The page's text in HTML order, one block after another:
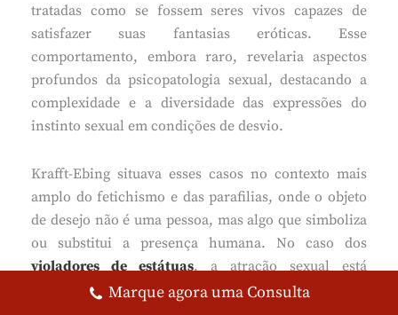
tratadas como se fossem seres vivos capazes de
satisfazer suas fantasias eróticas. Esse
comportamento, embora raro, revelaria aspectos
profundos da psicopatologia sexual, destacando a
complexidade e a diversidade das expressões do
instinto sexual em condições de desvio.
Krafft-Ebing situava esses casos no contexto mais
amplo do fetichismo e das parafilias, onde o objeto
de desejo não é uma pessoa, mas algo que simboliza
ou substitui a presença humana. No caso dos
violadores de estátuas, a atração sexual está
vinculada à forma artística, muitas vezes idealizada,
Marque agora uma Consulta